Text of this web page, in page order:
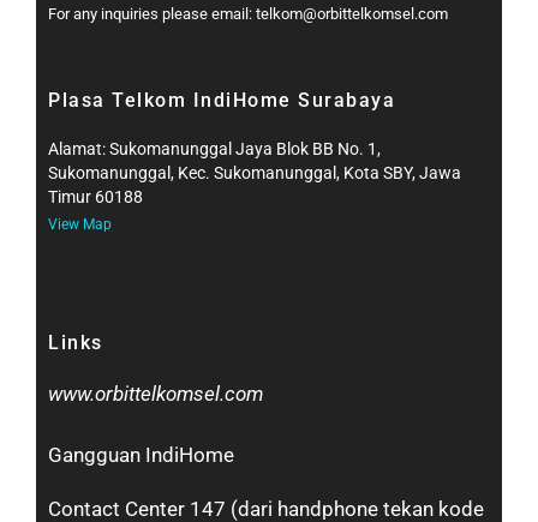
For any inquiries please email: telkom@orbittelkomsel.com
Plasa Telkom IndiHome Surabaya
Alamat: Sukomanunggal Jaya Blok BB No. 1,
Sukomanunggal, Kec. Sukomanunggal, Kota SBY, Jawa
Timur 60188
View Map
Links
www.orbittelkomsel.com
Gangguan IndiHome
Contact Center 147 (dari handphone tekan kode